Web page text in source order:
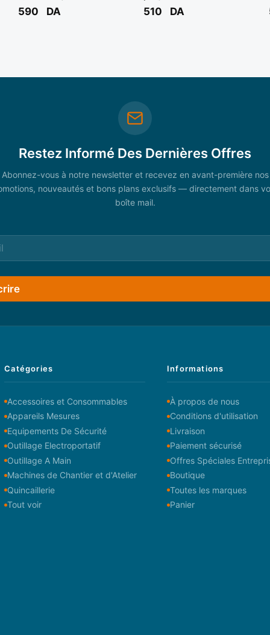
590 DA 510 DA
Restez Informé Des Dernières Offres
Abonnez-vous à notre newsletter et recevez en avant-première nos
nouveautés et bons plans exclusifs — directement dans
boîte mail.
Catégories
Accessoires et Consommables
Appareils Mesures
Equipements De Sécurité
Outillage Electroportatif
Outillage A Main
Machines de Chantier et d'Atelier
Quincaillerie
Tout voir
Informations
À propos de nous
Conditions d'utilisation
Livraison
Paiement sécurisé
Offres Spéciales
Boutique
Toutes les marques
Panier